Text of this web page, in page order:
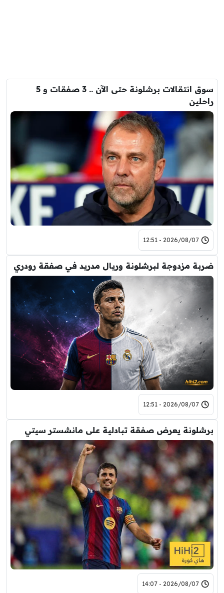
سوق انتقالات برشلونة حتى الآن .. 3 صفقات و 5
راحلين
2026/08/07 - 12:51
ضربة مزدوجة لبرشلونة وريال مدريد في صفقة رودري
2026/08/07 - 12:51
برشلونة يعرض صفقة تبادلية على مانشستر سيتي
2026/08/07 - 14:07